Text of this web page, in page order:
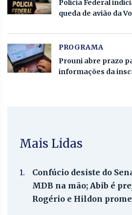
Polícia Federal
queda de avião da
PROGRAMA
Prouni abre prazo
informações da
Mais Lidas
1.
Confúcio desiste do
MDB na mão; Abib é
Rogério e Hildon